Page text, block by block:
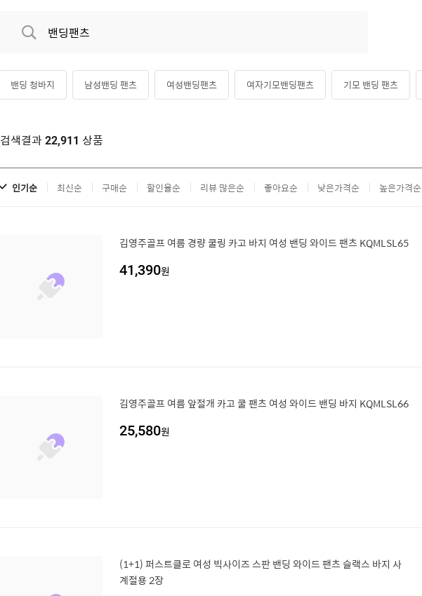
밴딩 청바지 남성밴딩 팬츠 여성밴딩팬츠 여자기모밴딩팬츠 기모 밴딩 팬츠
검색결과 22,911 상품
인기순 최신순 구매순 할인율순 리뷰 많은순 좋아요순 낮은가격순 높은가격순
김영주골프 여름 경량 쿨링 카고 바지 여성 밴딩 와이드 팬츠 KQMLSL65
41,390원
김영주골프 여름 앞절개 카고 쿨 팬츠 여성 와이드 밴딩 바지 KQMLSL66
25,580원
(1+1) 퍼스트클로 여성 빅사이즈 스판 밴딩 와이드 팬츠 슬랙스 바지 사
계절용 2장